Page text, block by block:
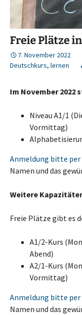
Freie Plätze
7. November 2022
Deutschkurs, lernen
Im November 2022
Niveau A1/1
Vormittag)
Anmeldung bitte per
Namen und das
Weitere
Freie Plätze gibt es
A1/2-Kurs
Abend)
A2/1-Kurs
Vormittag)
Anmeldung bitte per
Namen und das